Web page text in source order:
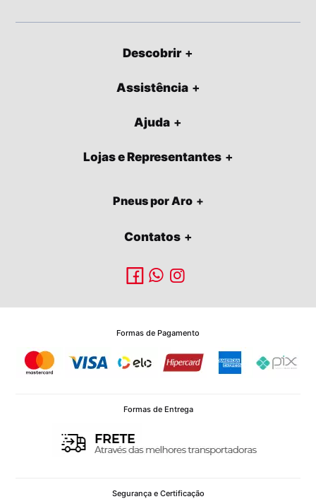
Descobrir
Assistência
Ajuda
Lojas e Representantes
Pneus por Aro
Contatos
Formas de Pagamento
Formas de Entrega
Segurança e Certificação